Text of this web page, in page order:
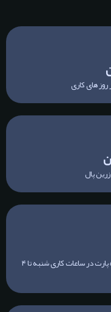
های کاری
پال
پشتیبانی سفارشات شما توسط تیم پشتیبانی ایده پارت در ساعات کاری شنبه تا ۴